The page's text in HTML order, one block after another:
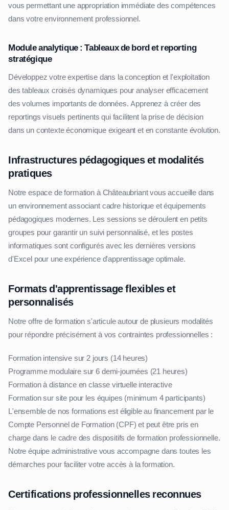
vous permettant une appropriation immédiate des compétences
dans votre environnement professionnel.
Module analytique : Tableaux de bord et reporting
stratégique
Développez votre expertise dans la conception et l'exploitation
des tableaux croisés dynamiques pour analyser efficacement
des volumes importants de données. Apprenez à créer des
reportings visuels pertinents qui facilitent la prise de décision
dans un contexte économique exigeant et en constante évolution.
Infrastructures pédagogiques et modalités
pratiques
Notre espace de formation à Châteaubriant vous accueille dans
un environnement associant cadre historique et équipements
pédagogiques modernes. Les sessions se déroulent en petits
groupes pour garantir un suivi personnalisé, et les postes
informatiques sont configurés avec les dernières versions
d'Excel pour une expérience d'apprentissage optimale.
Formats d'apprentissage flexibles et
personnalisés
Notre offre de formation s'articule autour de plusieurs modalités
pour répondre précisément à vos contraintes professionnelles :
Formation intensive sur 2 jours (14 heures)
Programme modulaire sur 6 demi-journées (21 heures)
Formation à distance en classe virtuelle interactive
Formation sur site pour les équipes (minimum 4 participants)
L'ensemble de nos formations est éligible au financement par le
Compte Personnel de Formation (CPF) et peut être pris en
charge dans le cadre des dispositifs de formation professionnelle.
Notre équipe administrative vous accompagne dans toutes les
démarches pour faciliter votre accès à la formation.
Certifications professionnelles reconnues